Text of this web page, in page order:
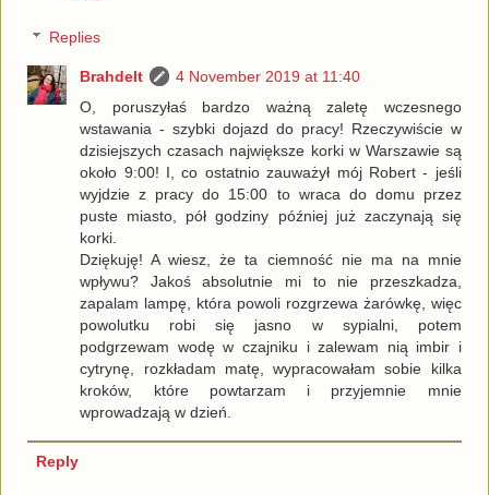
Replies
Brahdelt
4 November 2019 at 11:40
O, poruszyłaś bardzo ważną zaletę wczesnego
wstawania - szybki dojazd do pracy! Rzeczywiście w
dzisiejszych czasach największe korki w Warszawie są
około 9:00! I, co ostatnio zauważył mój Robert - jeśli
wyjdzie z pracy do 15:00 to wraca do domu przez
puste miasto, pół godziny później już zaczynają się
korki.
Dziękuję! A wiesz, że ta ciemność nie ma na mnie
wpływu? Jakoś absolutnie mi to nie przeszkadza,
zapalam lampę, która powoli rozgrzewa żarówkę, więc
powolutku robi się jasno w sypialni, potem
podgrzewam wodę w czajniku i zalewam nią imbir i
cytrynę, rozkładam matę, wypracowałam sobie kilka
kroków, które powtarzam i przyjemnie mnie
wprowadzają w dzień.
Reply